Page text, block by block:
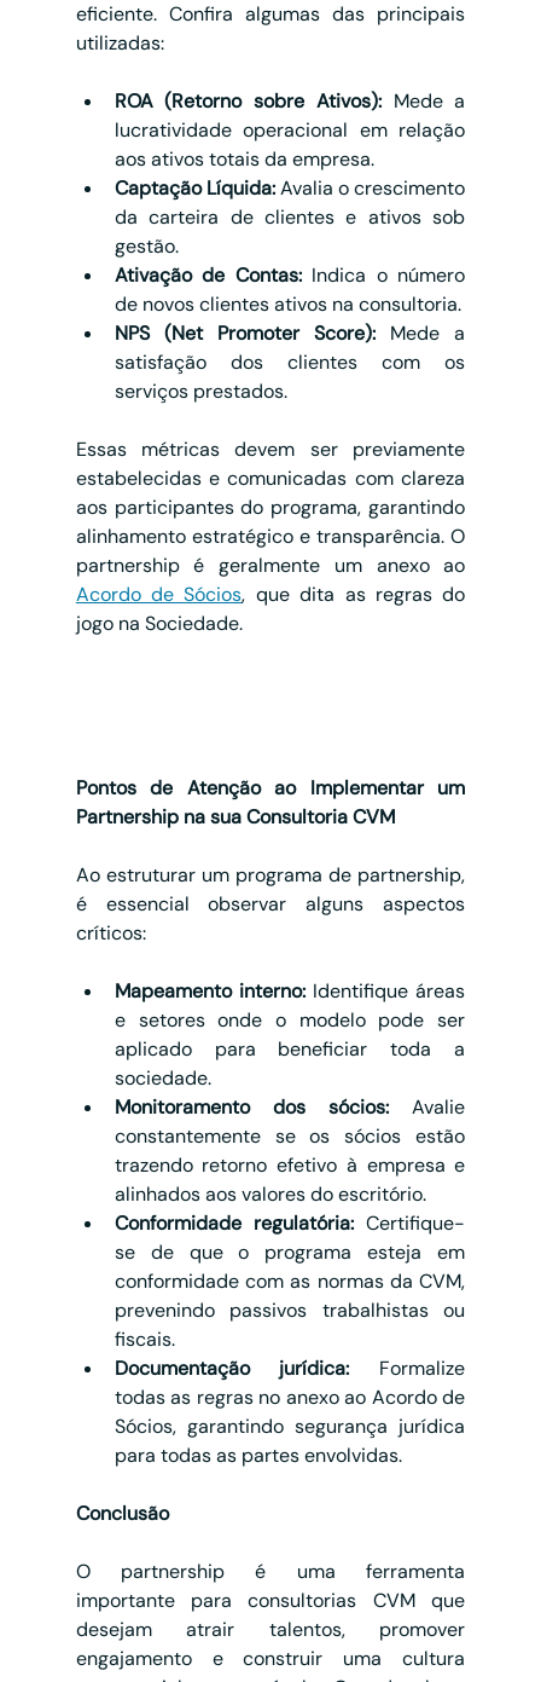
eficiente. Confira algumas das principais
utilizadas:
ROA (Retorno sobre Ativos): Mede a
lucratividade operacional em relação
aos ativos totais da empresa.
Captação Líquida: Avalia o crescimento
da carteira de clientes e ativos sob
gestão.
Ativação de Contas: Indica o número
de novos clientes ativos na consultoria.
NPS (Net Promoter Score): Mede a
satisfação dos clientes com os
serviços prestados.
Essas métricas devem ser previamente
estabelecidas e comunicadas com clareza
aos participantes do programa, garantindo
alinhamento estratégico e transparência. O
Acordo de Sócios, que dita as regras do
jogo na Sociedade.
Pontos de Atenção ao Implementar um
Partnership na sua Consultoria CVM
Ao estruturar um programa de partnership,
é essencial observar alguns aspectos
críticos:
Mapeamento interno: Identifique áreas
e setores onde o modelo pode ser
aplicado para beneficiar toda a
sociedade.
Monitoramento dos sócios: Avalie
constantemente se os sócios estão
trazendo retorno efetivo à empresa e
alinhados aos valores do escritório.
Conformidade regulatória: Certifique-
se de que o programa esteja em
conformidade com as normas da CVM,
prevenindo passivos trabalhistas ou
fiscais.
Documentação jurídica: Formalize
todas as regras no anexo ao Acordo de
Sócios, garantindo segurança jurídica
para todas as partes envolvidas.
Conclusão
O partnership é uma ferramenta
importante para consultorias CVM que
desejam atrair talentos, promover
engajamento e construir uma cultura